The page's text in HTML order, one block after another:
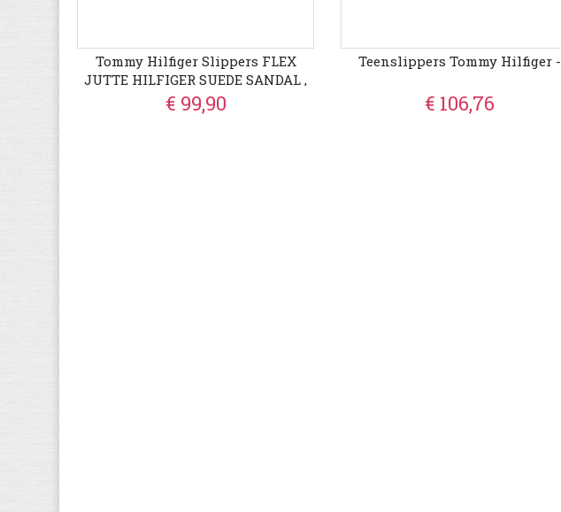
Tommy Hilfiger Slippers FLEX
JUTTE HILFIGER SUEDE SANDAL ,
Zomerschoen, Instapschoen Met
Verstelbare Gespen
€ 99,90
Teenslippers Tommy Hilfiger -
€ 106,76